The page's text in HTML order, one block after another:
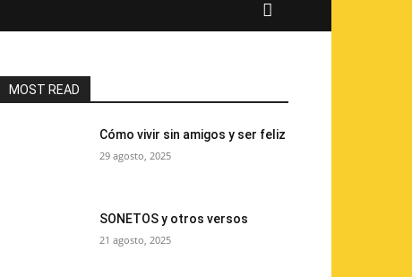
MOST READ
Cómo vivir sin amigos y ser feliz
29 agosto, 2025
SONETOS y otros versos
21 agosto, 2025